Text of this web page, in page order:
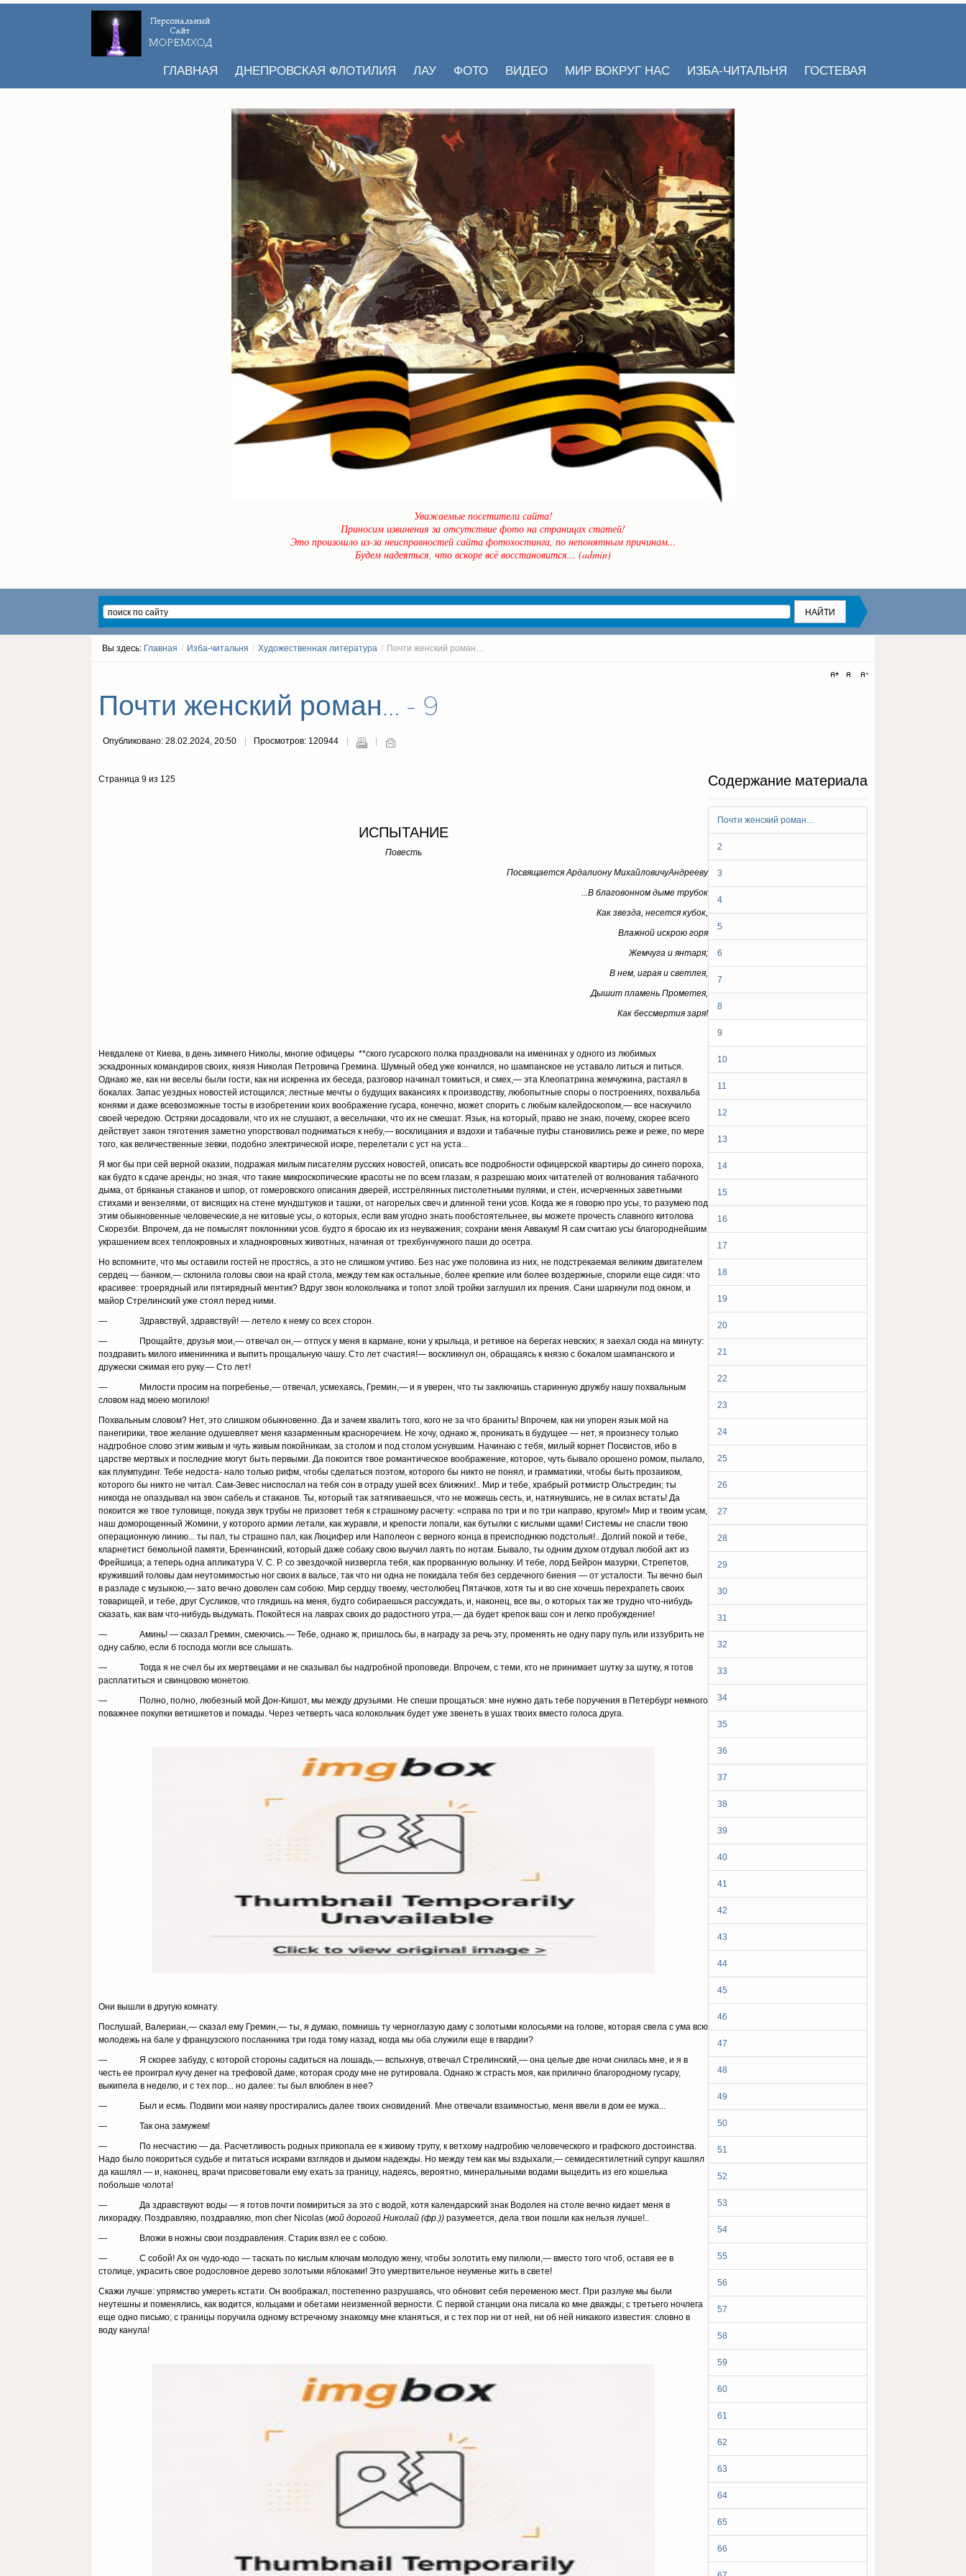
ГЛАВНАЯ ДНЕПРОВСКАЯ ФЛОТИЛИЯ ЛАУ ФОТО ВИДЕО МИР ВОКРУГ НАС ИЗБА-ЧИТАЛЬНЯ ГОСТЕВАЯ
Уважаемые посетители сайта!
Приносим извинения за отсутствие фото на страницах статей!
Это произошло из-за неисправностей сайта фотохостинга, по непонятным причинам...
Будем надеяться, что вскоре всё восстановится... (admin)
Вы здесь: Главная / Изба-читальня / Художественная литература / Почти женский роман…
Почти женский роман… - 9
Опубликовано: 28.02.2024, 20:50 Просмотров: 120944
Содержание материала
Почти женский роман…
2
3
4
5
6
7
8
9
10
11
12
13
14
15
16
17
18
19
20
21
22
23
24
25
26
27
28
29
30
31
32
33
34
35
36
37
38
39
40
41
42
43
44
45
46
47
48
49
50
51
52
53
54
55
56
57
58
59
60
61
62
63
64
65
66
Страница 9 из 125
ИСПЫТАНИЕ
Повесть
Посвящается Ардалиону МихайловичуАндрееву
...В благовонном дыме трубок
Как звезда, несется кубок,
Влажной искрою горя
Жемчуга и янтаря;
В нем, играя и светлея,
Дышит пламень Прометея,
Как бессмертия заря!
Невдалеке от Киева, в день зимнего Николы, многие офицеры **ского гусарского полка праздновали на именинах у одного из любимых
эскадронных командиров своих, князя Николая Петровича Гремина. Шумный обед уже кончился, но шампанское не уставало литься и питься.
Однако же, как ни веселы были гости, как ни искренна их беседа, разговор начинал томиться, и смех,— эта Клеопатрина жемчужина, растаял в
бокалах. Запас уездных новостей истощился; лестные мечты о будущих вакансиях к производству, любопытные споры о построениях, похвальба
конями и даже всевозможные тосты в изобретении коих воображение гусара, конечно, может спорить с любым калейдоскопом,— все наскучило
своей чередою. Остряки досадовали, что их не слушают, а ве­сельчаки, что их не смешат. Язык, на который, право не знаю, почему, скорее всего
действует закон тяготения заметно упорствовал подниматься к небу,— восклицания и вздохи и табачные пуфы становились реже и реже, по мере
того, как величественные зевки, подобно элект­рической искре, перелетали с уст на уста...
Я мог бы при сей верной оказии, подражая милым писателям русских новостей, описать все подробности офицерской квартиры до синего пороха,
как будто к сдаче аренды; но зная, что такие микроскопические красоты не по всем глазам, я разрешаю моих читателей от волнования табачного
дыма, от бряканья стаканов и шпор, от гомеровского описания дверей, исстрелянных пистолет­ными пулями, и стен, исчерченных заветными
стихами и вензелями, от висящих на стене мундштуков и ташки, от нагорелых свеч и длинной тени усов. Когда же я говорю про усы, то разумею под
этим обыкновенные человеческие,а не китовые усы, о которых, если вам угодно знать пообстоятельнее, вы можете прочесть славного китолова
Скорезби. Впрочем, да не помыслят поклонники усов. будто я бросаю их из неуважения; сохрани меня Аввакум! Я сам считаю усы благороднейшим
украшением всех теплокровных и хладнокровных животных, начиная от трехбунчужного паши до осетра.
Но вспомните, что мы оставили гостей не простясь, а это не слишком учтиво. Без нас уже половина из них, не подстрекаемая великим двигателем
сердец — бан­ком,— склонила головы свои на край стола, между тем как остальные, более крепкие или более воздержные, спорили еще сидя: что
красивее: троерядный или пятирядный ментик? Вдруг звон колокольчика и топот злой тройки заглушил их прения. Сани шаркнули под окном, и
майор Стрелинский уже стоял перед ними.
— Здравствуй, здравствуй! — летело к нему со всех сторон.
— Прощайте, друзья мои,— отвечал он,— отпуск у меня в кармане, кони у крыльца, и ретивое на берегах невских; я заехал сюда на минуту:
поздравить милого именинника и выпить прощальную чашу. Сто лет счастия!— воскликнул он, обращаясь к князю с бокалом шампанского и
дружески сжимая его руку.— Сто лет!
— Милости просим на погребенье,— отвечал, усмехаясь, Гремин,— и я уверен, что ты заключишь старин­ную дружбу нашу похвальным
словом над моею моги­лою!
Похвальным словом? Нет, это слишком обыкно­венно. Да и зачем хвалить того, кого не за что бранить! Впрочем, как ни упорен язык мой на
панегирики, твое желание одушевляет меня казарменным красноречием. Не хочу, однако ж, проникать в будущее — нет, я про­изнесу только
надгробное слово этим живым и чуть жи­вым покойникам, за столом и под столом уснувшим. На­чинаю с тебя, милый корнет Посвистов, ибо в
царстве мертвых и последние могут быть первыми. Да покоится твое романтическое воображение, которое, чуть бывало орошено ромом, пылало,
как плумпудинг. Тебе недоста- нало только рифм, чтобы сделаться поэтом, которого бы никто не понял, и грамматики, чтобы быть прозаиком,
которого бы никто не читал. Сам-Зевес ниспослал на тебя сон в отраду ушей всех ближних!.. Мир и тебе, храбрый ротмистр Ольстредин; ты
никогда не опаздывал на звон сабель и стаканов. Ты, который так затягиваешься, что не можешь сесть, и, натянувшись, не в силах встать! Да
покоится же твое туловище, покуда звук трубы не при­зовет тебя к страшному расчету: «справа по три и по три направо, кругом!» Мир и твоим усам,
наш доморощенный Жомини, у которого армии летали, как журавли, и кре­пости лопали, как бутылки с кислыми щами! Системы не спасли твою
операционную линию... ты пал, ты страш­но пал, как Люцифер или Наполеон с верного конца в преисподнюю подстолья!.. Долгий покой и тебе,
кларне­тист бемольной памяти, Бренчинский, который даже собаку свою выучил лаять по нотам. Бывало, ты одним духом отдувал любой акт из
Фрейшица; а теперь одна апликатура V. С. Р. со звездочкой низвергла тебя, как прорванную волынку. И тебе, лорд Бейрон мазур­ки, Стрепетов,
круживший головы дам неутомимостью ног своих в вальсе, так что ни одна не покидала тебя без сердечного биения — от усталости. Ты вечно был
в разладе с музыкою,— зато вечно доволен сам собою. Мир сердцу твоему, честолюбец Пятачков, хо­тя ты и во сне хочешь перехрапеть своих
товарищей, и тебе, друг Сусликов, что глядишь на меня, будто собираешься рассуждать, и, наконец, все вы, о кото­рых так же трудно что-нибудь
сказать, как вам что-ни­будь выдумать. Покойтеся на лаврах своих до радост­ного утра,— да будет крепок ваш сон и легко пробуж­дение!
— Аминь! — сказал Гремин, смеючись.— Тебе, одна­ко ж, пришлось бы, в награду за речь эту, променять не одну пару пуль или иззубрить не
одну саблю, если б гос­пода могли все слышать.
— Тогда я не счел бы их мертвецами и не сказывал бы надгробной проповеди. Впрочем, с теми, кто не при­нимает шутку за шутку, я готов
расплатиться и свин­цовою монетою.
— Полно, полно, любезный мой Дон-Кишот, мы меж­ду друзьями. Не спеши прощаться: мне нужно дать тебе поручения в Петербург немного
поважнее покупки ветишкетов и помады. Через четверть часа колокольчик будет уже звенеть в ушах твоих вместо голоса друга.
Они вышли в другую комнату.
Послушай, Валериан,— сказал ему Гремин,— ты, я думаю, помнишь ту черноглазую даму с золотыми колосьями на голове, которая свела с ума всю
молодежь на бале у французского посланника три года тому назад, когда мы оба служили еще в гвардии?
— Я скорее забуду, с которой стороны садиться на лошадь,— вспыхнув, отвечал Стрелинский,— она целые две ночи снилась мне, и я в
честь ее проиграл кучу денег на трефовой даме, которая сроду мне не рутировала. Однако ж страсть моя, как прилично благородному гу­сару,
выкипела в неделю, и с тех пор... но далее: ты был влюблен в нее?
— Был и есмь. Подвиги мои наяву простирались да­лее твоих сновидений. Мне отвечали взаимностью, меня ввели в дом ее мужа...
— Так она замужем!
— По несчастию — да. Расчетливость родных прико­пала ее к живому трупу, к ветхому надгробию челове­ческого и графского достоинства.
Надо было покориться судьбе и питаться искрами взглядов и дымом надежды. Но между тем как мы вздыхали,— семидесятилетний супруг кашлял
да кашлял — и, наконец, врачи присове­товали ему ехать за границу, надеясь, вероятно, мине­ральными водами выцедить из его кошелька
побольше чолота!
— Да здравствуют воды — я готов почти помириться за это с водой, хотя календарский знак Водолея на столе вечно кидает меня в
лихорадку. Поздравляю, поздравляю, mon cher Nicolas (мой дорогой Николай (фр.)) разумеется, дела твои пошли как нель­зя лучше!..
— Вложи в ножны свои поздравления. Старик взял ее с собою.
— С собой! Ах он чудо-юдо — таскать по кислым ключам молодую жену, чтобы золотить ему пилюли,— вместо того чтоб, оставя ее в
столице, украсить свое ро­дословное дерево золотыми яблоками! Это умертвительное неуменье жить в свете!
Скажи лучше: упрямство умереть кстати. Он воображал, постепенно разрушаясь, что обновит себя переменою мест. При разлуке мы были
неутешны и поменя­лись, как водится, кольцами и обетами неизменной вер­ности. С первой станции она писала ко мне дважды; с третьего ночлега
еще одно письмо; с границы поручила одному встречному знакомцу мне кланяться, и с тех пор ни от ней, ни об ней никакого известия: словно в
воду канула!